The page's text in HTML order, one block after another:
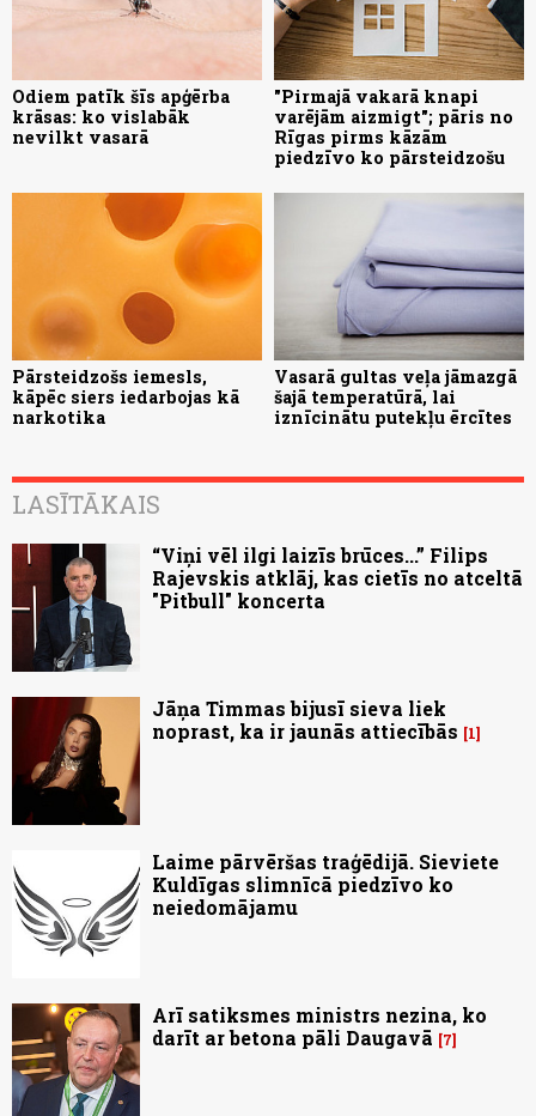
Odiem patīk šīs apģērba
krāsas: ko vislabāk
nevilkt vasarā
"Pirmajā vakarā knapi
varējām aizmigt"; pāris no
Rīgas pirms kāzām
piedzīvo ko pārsteidzošu
Pārsteidzošs iemesls,
kāpēc siers iedarbojas kā
narkotika
Vasarā gultas veļa jāmazgā
šajā temperatūrā, lai
iznīcinātu putekļu ērcītes
LASĪTĀKAIS
“Viņi vēl ilgi laizīs brūces...” Filips
Rajevskis atklāj, kas cietīs no atceltā
"Pitbull" koncerta
Jāņa Timmas bijusī sieva liek
noprast, ka ir jaunās attiecībās
1
Laime pārvēršas traģēdijā. Sieviete
Kuldīgas slimnīcā piedzīvo ko
neiedomājamu
Arī satiksmes ministrs nezina, ko
darīt ar betona pāli Daugavā
7